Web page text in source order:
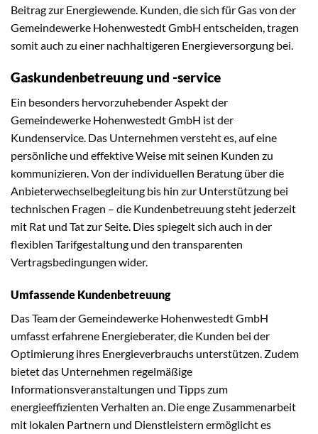
Beitrag zur Energiewende. Kunden, die sich für Gas von der
Gemeindewerke Hohenwestedt GmbH entscheiden, tragen
somit auch zu einer nachhaltigeren Energieversorgung bei.
Gaskundenbetreuung und -service
Ein besonders hervorzuhebender Aspekt der
Gemeindewerke Hohenwestedt GmbH ist der
Kundenservice. Das Unternehmen versteht es, auf eine
persönliche und effektive Weise mit seinen Kunden zu
kommunizieren. Von der individuellen Beratung über die
Anbieterwechselbegleitung bis hin zur Unterstützung bei
technischen Fragen – die Kundenbetreuung steht jederzeit
mit Rat und Tat zur Seite. Dies spiegelt sich auch in der
flexiblen Tarifgestaltung und den transparenten
Vertragsbedingungen wider.
Umfassende Kundenbetreuung
Das Team der Gemeindewerke Hohenwestedt GmbH
umfasst erfahrene Energieberater, die Kunden bei der
Optimierung ihres Energieverbrauchs unterstützen. Zudem
bietet das Unternehmen regelmäßige
Informationsveranstaltungen und Tipps zum
energieeffizienten Verhalten an. Die enge Zusammenarbeit
mit lokalen Partnern und Dienstleistern ermöglicht es